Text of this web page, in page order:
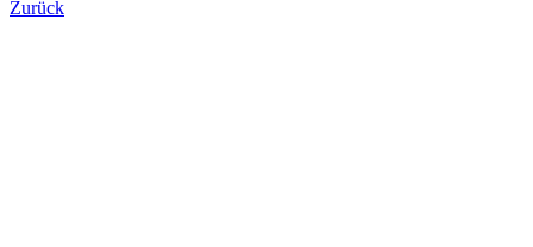
Zurück